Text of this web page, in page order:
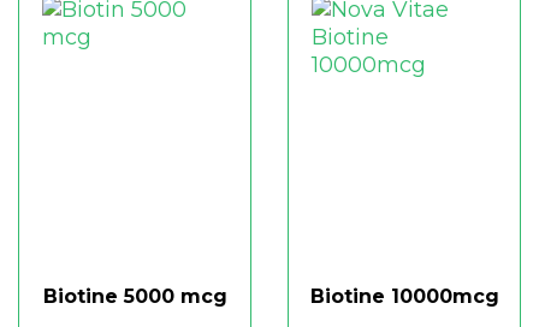
Biotine 5000 mcg Biotine 10000mcg